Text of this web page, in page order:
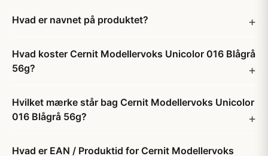
Hvad er navnet på produktet?
Hvad koster Cernit Modellervoks Unicolor 016 Blågrå
56g?
Hvilket mærke står bag Cernit Modellervoks Unicolor
016 Blågrå 56g?
Hvad er EAN / Produktid for Cernit Modellervoks